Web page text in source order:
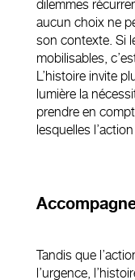
dilemmes
aucun choix ne
son contexte. Si
mobilisables,
L’histoire invite
lumière la
prendre en
lesquelles
Tandis que
l’urgence,